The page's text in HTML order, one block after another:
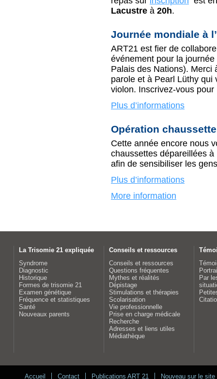
Lacustre à 20h.
Journée mondiale à
ART21 est fier de
événement pour la
Palais des Nations). Merci
parole et à Pearl Lüthy qui
violon. Inscrivez-vous pour
Plus d’informations
Opération
Cette année encore nous
chaussettes dépareillées à
afin de sensibiliser les
Plus d’informations
More information
La Trisomie 21 expliquée
Syndrome
Diagnostic
Historique
Formes de trisomie 21
Examen génétique
Fréquence et statistiques
Santé
Nouveaux parents
Conseils et ressources
Conseils et ressources
Questions fréquentes
Mythes et réalités
Dépistage
Stimulations et thérapies
Scolarisation
Vie professionnelle
Prise en charge médicale
Recherche
Adresses et liens utiles
Médiathèque
Par
Accueil Contact Publications ART 21 Nouveau sur le site